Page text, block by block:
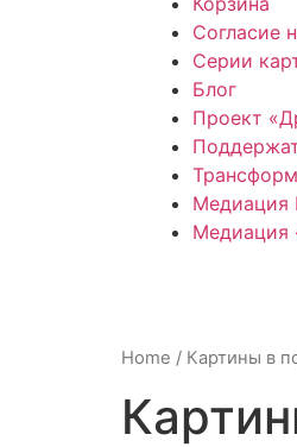
Согласие
Серии
Блог
Проект
Медиация
Медиация
Home / Картины в